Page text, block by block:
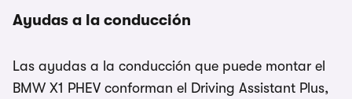
Ayudas a la conducción
Las ayudas a la conducción que puede montar el
BMW X1 PHEV conforman el Driving Assistant Plus,